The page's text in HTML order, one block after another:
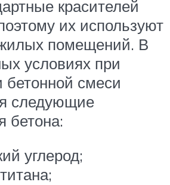
красителей
их используют
помещений. В
условиях при
бетонной смеси
следующие
бетона:
углерод;